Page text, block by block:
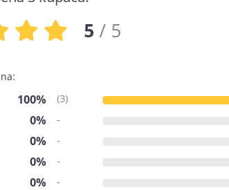
5 / 5
100% (3)
0% -
0% -
0% -
0% -